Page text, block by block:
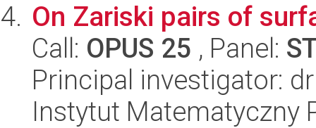
On Zariski pairs of
Call: OPUS 25 , Panel:
Principal investigator:
Instytut Matematyczny